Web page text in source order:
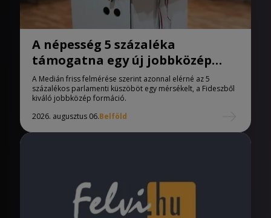
A népesség 5 százaléka
támogatna egy új jobbközép
pártot
A Medián friss felmérése szerint azonnal elérné az 5
százalékos parlamenti küszöböt egy mérsékelt, a Fideszből
kiváló jobbközép formáció.
2026. augusztus 06.Belföld